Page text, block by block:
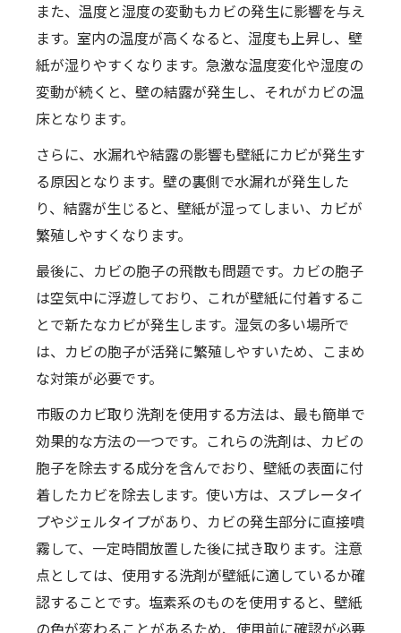
また、温度と湿度の変動もカビの発生に影響を与え
ます。室内の温度が高くなると、湿度も上昇し、壁
紙が湿りやすくなります。急激な温度変化や湿度の
変動が続くと、壁の結露が発生し、それがカビの温
床となります。
さらに、水漏れや結露の影響も壁紙にカビが発生す
る原因となります。壁の裏側で水漏れが発生した
り、結露が生じると、壁紙が湿ってしまい、カビが
繁殖しやすくなります。
最後に、カビの胞子の飛散も問題です。カビの胞子
は空気中に浮遊しており、これが壁紙に付着するこ
とで新たなカビが発生します。湿気の多い場所で
は、カビの胞子が活発に繁殖しやすいため、こまめ
な対策が必要です。
市販のカビ取り洗剤を使用する方法は、最も簡単で
効果的な方法の一つです。これらの洗剤は、カビの
胞子を除去する成分を含んでおり、壁紙の表面に付
着したカビを除去します。使い方は、スプレータイ
プやジェルタイプがあり、カビの発生部分に直接噴
霧して、一定時間放置した後に拭き取ります。注意
点としては、使用する洗剤が壁紙に適しているか確
認することです。塩素系のものを使用すると、壁紙